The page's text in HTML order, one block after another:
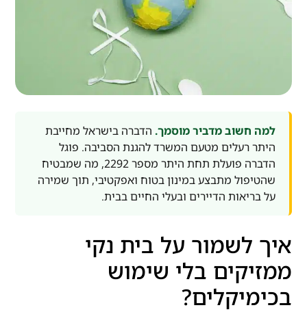
למה חשוב מדביר מוסמך. הדברה בישראל מחייבת
היתר רעלים מטעם המשרד להגנת הסביבה. פוגל
הדברה פועלת תחת היתר מספר 2292, מה שמבטיח
שהטיפול מתבצע במינון בטוח ואפקטיבי, תוך שמירה
על בריאות הדיירים ובעלי החיים בבית.
איך לשמור על בית נקי
ממזיקים בלי שימוש
בכימיקלים?